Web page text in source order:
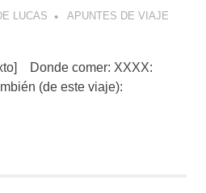
LUCAS
APUNTES DE VIAJE
Donde comer: XXXX:
(de este viaje):